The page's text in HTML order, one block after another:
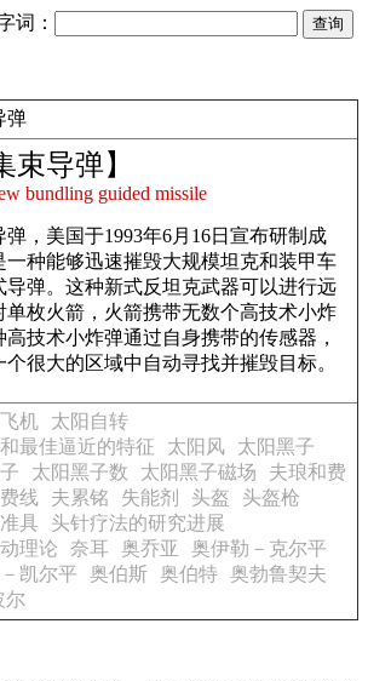
词：
弹
束导弹】
bundling guided missile
弹，美国于1993年6月16日宣布研制成
一种能够迅速摧毁大规模坦克和装甲车
导弹。这种新式反坦克武器可以进行远
单枚火箭，火箭携带无数个高技术小炸
高技术小炸弹通过自身携带的传感器，
个很大的区域中自动寻找并摧毁目标。
机
太阳自转
最佳逼近的特征
太阳风
太阳黑子
太阳黑子数 太阳黑子磁场
夫琅和费
线
夫累铭 失能剂 头盔
头盔枪
具
头针疗法的研究进展
理论
奈耳 奥乔亚
奥伊勒－克尔平
凯尔平
奥伯斯 奥伯特 奥勃鲁契夫
尔